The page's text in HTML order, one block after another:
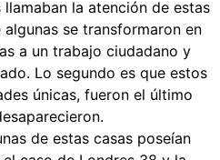
la atención de estas
se transformaron en
a un trabajo ciudadano y
Lo segundo es que estos
únicas, fueron el último
de estas casas poseían